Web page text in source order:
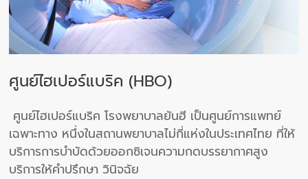
ศูนย์ไฮเปอร์แบริค (HBO)
ศูนย์ไฮเปอร์แบริค โรงพยาบาลยันฮี เป็นศูนย์การแพทย์
เฉพาะทาง หนึ่งในสถานพยาบาลไม่กี่แห่งในประเทศไทย ที่ให้
บริการการบำบัดด้วยออกซิเจนความกดบรรยากาศสูง
บริการให้คำปรึกษา วินิจฉัย